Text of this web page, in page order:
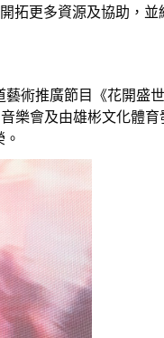
拓更多資源及協助，並
術推廣節目《花開盛
樂會及由雄彬文化體育